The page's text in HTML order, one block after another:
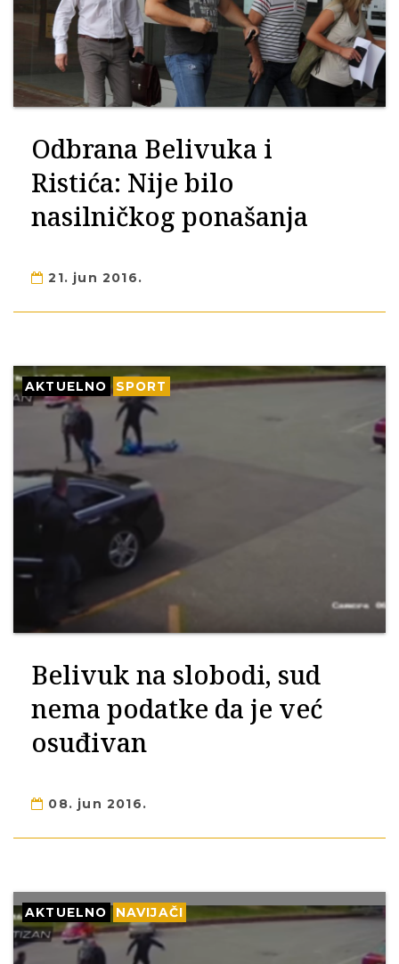
Odbrana Belivuka i
Ristića: Nije bilo
nasilničkog ponašanja
21. jun 2016.
AKTUELNO SPORT
Belivuk na slobodi, sud
nema podatke da je već
osuđivan
08. jun 2016.
AKTUELNO NAVIJAČI